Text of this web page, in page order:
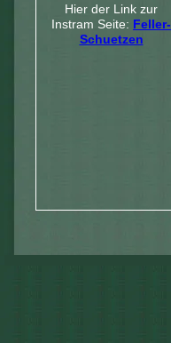
Hier der Link zur
Instram Seite: Feller-
Schuetzen